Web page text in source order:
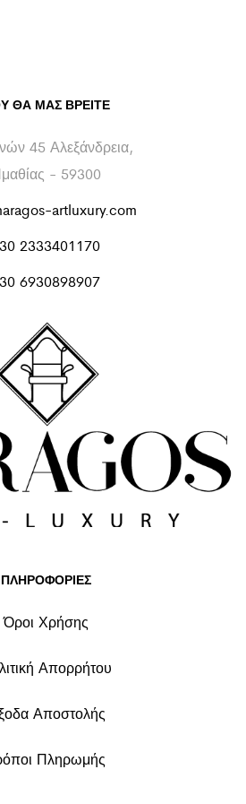
ΘΑ ΜΑΣ ΒΡΕΊΤΕ
45 Αλεξάνδρεια,
- 59300
artluxury.com
2333401170
6930898907
ΠΛΗΡΟΦΟΡΙΕΣ
Όροι Χρήσης
Απορρήτου
Αποστολής
Πληρωμής